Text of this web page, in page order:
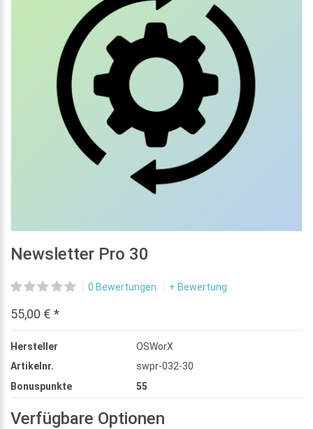
Newsletter Pro 30
0 Bewertungen + Bewertung
55,00 € *
Hersteller
OSWorX
Artikelnr.
swpr-032-30
Bonuspunkte
55
Verfügbare Optionen